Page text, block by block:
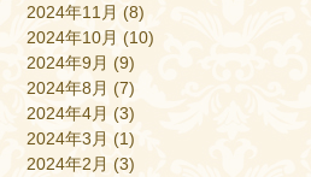
2024年11月 (8)
2024年10月 (10)
2024年9月 (9)
2024年8月 (7)
2024年4月 (3)
2024年3月 (1)
2024年2月 (3)